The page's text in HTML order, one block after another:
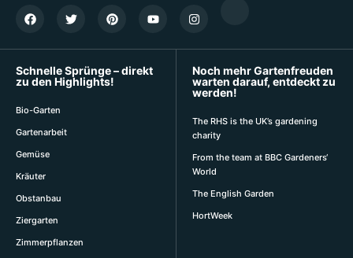
Schnelle Sprünge – direkt
zu den Highlights!
Bio-Garten
Gartenarbeit
Gemüse
Kräuter
Obstanbau
Ziergarten
Zimmerpflanzen
Noch mehr Gartenfreuden
warten darauf, entdeckt zu
werden!
The RHS is the UK’s gardening
charity
From the team at BBC Gardeners‘
World
The English Garden
HortWeek